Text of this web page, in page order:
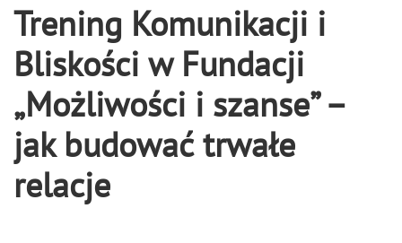
Trening Komunikacji i
Bliskości w Fundacji
„Możliwości i szanse” –
jak budować trwałe
relacje